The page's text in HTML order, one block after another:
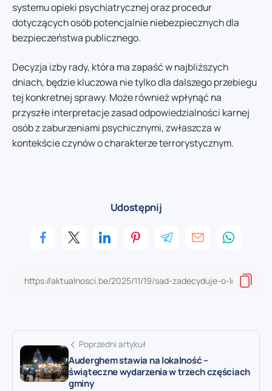
systemu opieki psychiatrycznej oraz procedur
dotyczących osób potencjalnie niebezpiecznych dla
bezpieczeństwa publicznego.
Decyzja izby rady, która ma zapaść w najbliższych
dniach, będzie kluczowa nie tylko dla dalszego przebiegu
tej konkretnej sprawy. Może również wpłynąć na
przyszłe interpretacje zasad odpowiedzialności karnej
osób z zaburzeniami psychicznymi, zwłaszcza w
kontekście czynów o charakterze terrorystycznym.
Udostępnij
Poprzedni artykuł
Auderghem stawia na lokalność –
świąteczne wydarzenia w trzech częściach
gminy